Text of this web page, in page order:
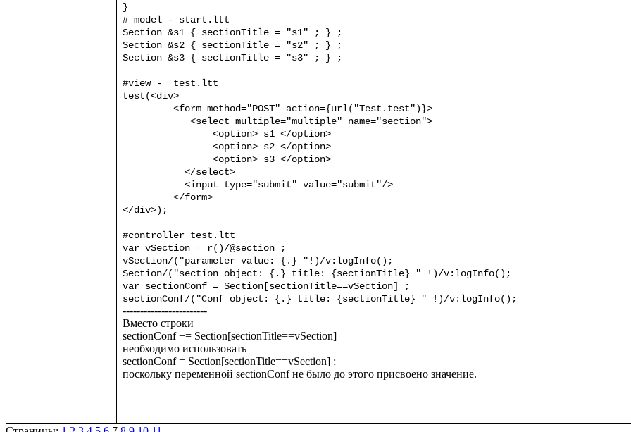
}
# model - start.ltt
Section &s1 { sectionTitle = "s1" ; } ;
Section &s2 { sectionTitle = "s2" ; } ;
Section &s3 { sectionTitle = "s3" ; } ;
#view - _test.ltt
test(<div>
</div>);
#controller test.ltt
var vSection = r()/@section ;
vSection/("parameter value: {.} "!)/v:logInfo();
Section/("section object: {.} title: {sectionTitle} " !)/v:logInfo();
var sectionConf = Section[sectionTitle==vSection] ;
sectionConf/("Conf object: {.} title: {sectionTitle} " !)/v:logInfo();
------------------------
Вместо строки
sectionConf += Section[sectionTitle==vSection]
необходимо использовать
sectionConf = Section[sectionTitle==vSection] ;
поскольку переменной sectionConf не было до этого присвоено значение.